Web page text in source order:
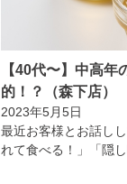
【40代〜】中高
的！？（森下店）
2023年5月5日
最近お客様とお話し
れて食べる！」「隠